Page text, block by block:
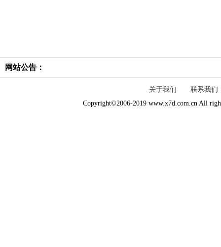
网站公告：
关于我们
联系我们
Copyright©2006-2019 www.x7d.com.cn All